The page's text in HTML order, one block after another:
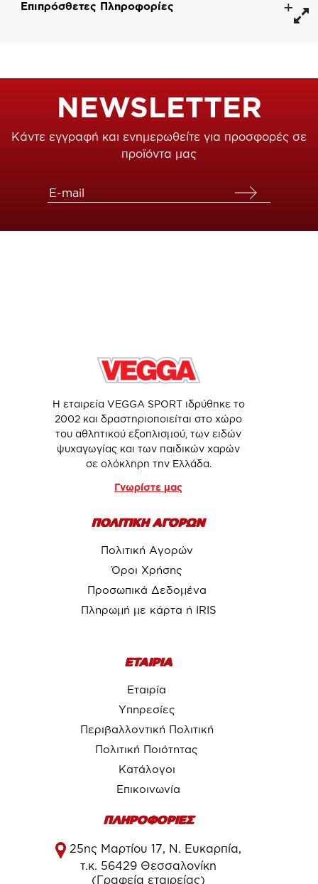
Επιπρόσθετες Πληροφορίες
NEWSLETTER
Κάντε εγγραφή και ενημερωθείτε για προσφορές σε
προϊόντα μας
Η εταιρεία VEGGA SPORT ιδρύθηκε το
2002 και δραστηριοποιείται στο χώρο
του αθλητικού εξοπλισμού, των ειδών
ψυχαγωγίας και των παιδικών χαρών
σε ολόκληρη την Ελλάδα.
Γνωρίστε μας
ΠΟΛΙΤΙΚΗ ΑΓΟΡΩΝ
Πολιτική Αγορών
Όροι Χρήσης
Προσωπικά Δεδομένα
Πληρωμή με κάρτα ή IRIS
ΕΤΑΙΡΙΑ
Εταιρία
Υπηρεσίες
Περιβαλλοντική Πολιτική
Πολιτική Ποιότητας
Κατάλογοι
Επικοινωνία
ΠΛΗΡΟΦΟΡΙΕΣ
25ης Μαρτίου 17, Ν. Ευκαρπία,
τ.κ. 56429 Θεσσαλονίκη
(Γραφεία εταιρείας)